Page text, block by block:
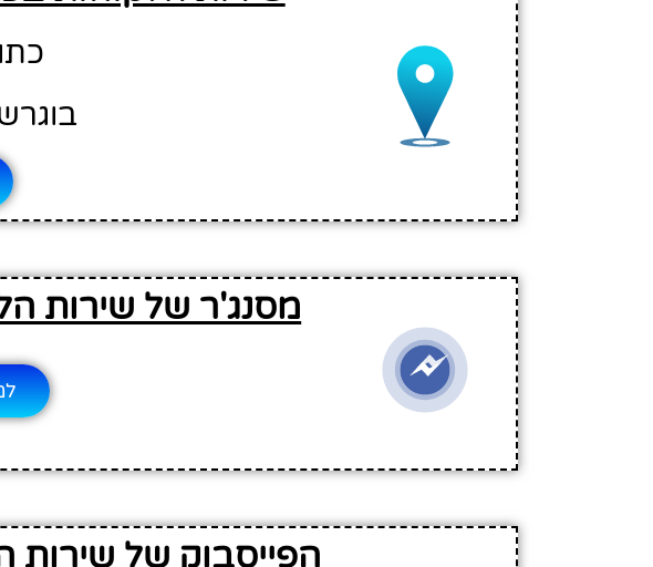
בוגרשוב 58, תל
מסנג'ר של שירות
הפייסבוק של שירות